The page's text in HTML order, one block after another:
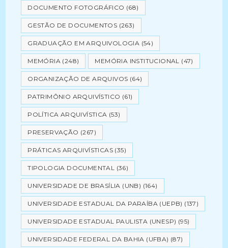
DOCUMENTO FOTOGRÁFICO (68)
GESTÃO DE DOCUMENTOS (263)
GRADUAÇÃO EM ARQUIVOLOGIA (54)
MEMÓRIA (248) MEMÓRIA INSTITUCIONAL (47)
ORGANIZAÇÃO DE ARQUIVOS (64)
PATRIMÔNIO ARQUIVÍSTICO (61)
POLÍTICA ARQUIVÍSTICA (53)
PRESERVAÇÃO (267)
PRÁTICAS ARQUIVÍSTICAS (35)
TIPOLOGIA DOCUMENTAL (36)
UNIVERSIDADE DE BRASÍLIA (UNB) (164)
UNIVERSIDADE ESTADUAL DA PARAÍBA (UEPB) (137)
UNIVERSIDADE ESTADUAL PAULISTA (UNESP) (95)
UNIVERSIDADE FEDERAL DA BAHIA (UFBA) (87)